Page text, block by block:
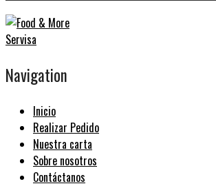
Navigation
Inicio
Realizar Pedido
Nuestra carta
Sobre nosotros
Contáctanos